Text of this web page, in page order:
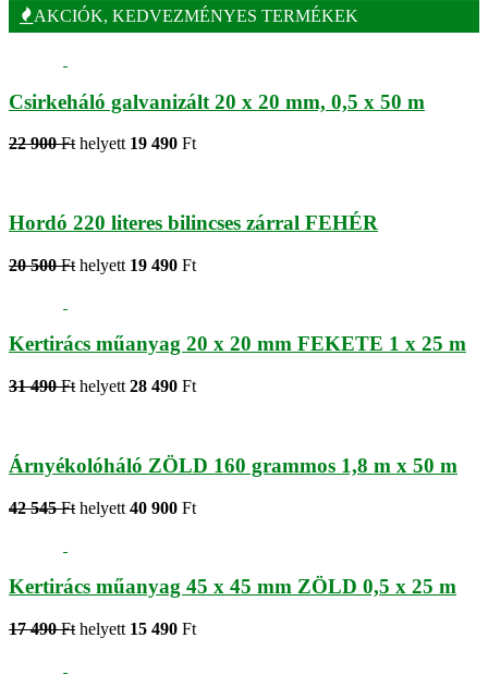
AKCIÓK, KEDVEZMÉNYES TERMÉKEK
Csirkeháló galvanizált 20 x 20 mm, 0,5 x 50 m
22 900 Ft helyett 19 490 Ft
Hordó 220 literes bilincses zárral FEHÉR
20 500 Ft helyett 19 490 Ft
Kertirács műanyag 20 x 20 mm FEKETE 1 x 25 m
31 490 Ft helyett 28 490 Ft
Árnyékolóháló ZÖLD 160 grammos 1,8 m x 50 m
42 545 Ft helyett 40 900 Ft
Kertirács műanyag 45 x 45 mm ZÖLD 0,5 x 25 m
17 490 Ft helyett 15 490 Ft